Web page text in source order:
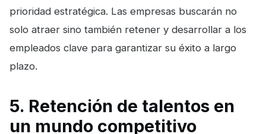
prioridad estratégica. Las empresas buscarán no
solo atraer sino también retener y desarrollar a los
empleados clave para garantizar su éxito a largo
plazo.
5. Retención de talentos en
un mundo competitivo